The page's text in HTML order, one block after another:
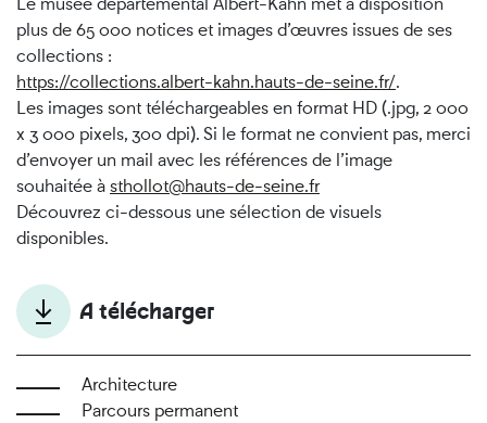
plus de 65 000 notices et images d’œuvres issues de ses
collections :
https://collections.albert-kahn.hauts-de-seine.fr/.
Les images sont téléchargeables en format HD (.jpg, 2 000
x 3 000 pixels, 300 dpi). Si le format ne convient pas, merci
d’envoyer un mail avec les références de l’image
souhaitée àsthollot@hauts-de-seine.fr
Découvrez ci-dessous une sélection de visuels
disponibles.
A télécharger
Architecture
Parcours permanent